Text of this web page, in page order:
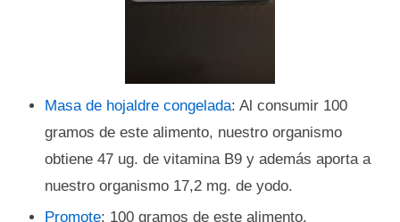
Masa de hojaldre congelada: Al consumir 100
gramos de este alimento, nuestro organismo
obtiene 47 ug. de vitamina B9 y además aporta a
nuestro organismo 17,2 mg. de yodo.
Promote: 100 gramos de este alimento,